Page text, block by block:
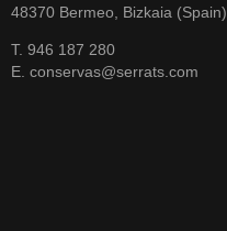
48370 Bermeo, Bizkaia (Spain)
T. 946 187 280
E. conservas@serrats.com